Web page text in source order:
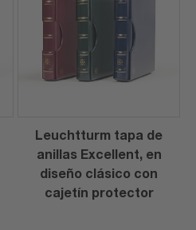
Leuchtturm tapa de
anillas Excellent, en
diseño clásico con
cajetín protector